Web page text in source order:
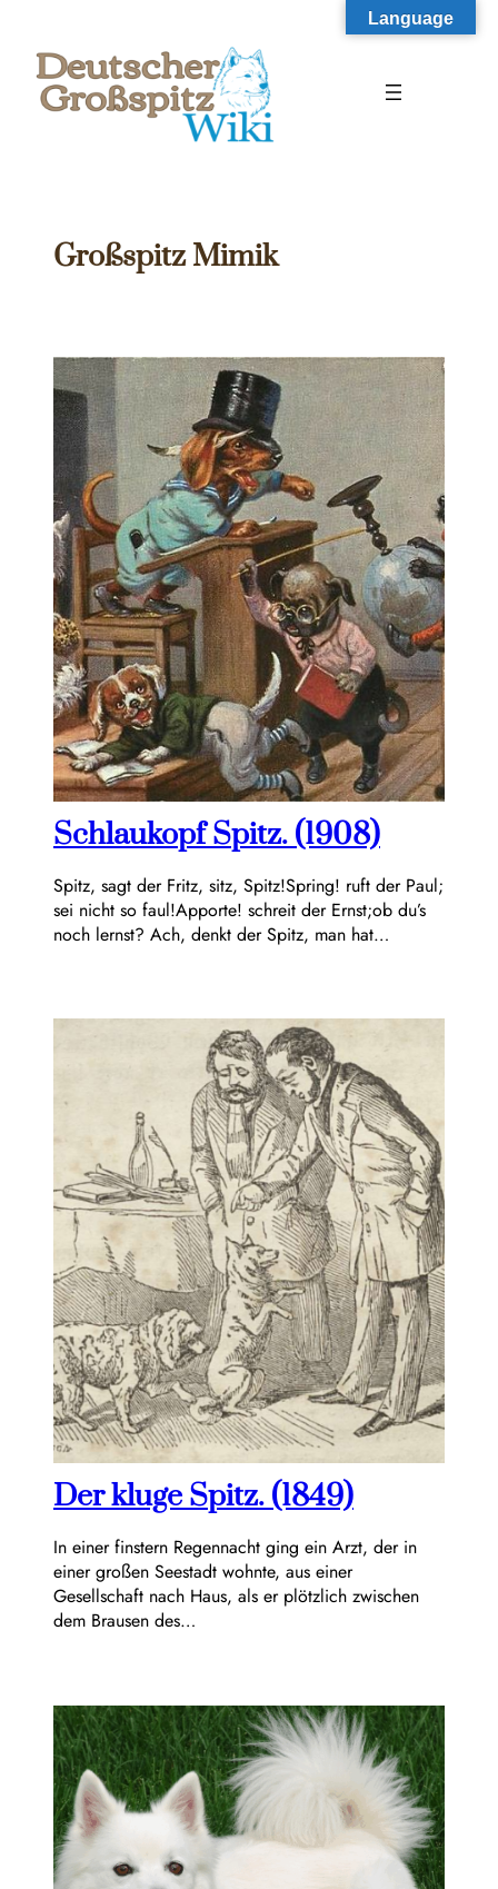
springen
Großspitz Mimik
Schlaukopf Spitz. (1908)
Spitz, sagt der Fritz, sitz, Spitz!Spring! ruft der Paul;
sei nicht so faul!Apporte! schreit der Ernst;ob du’s
noch lernst? Ach, denkt der Spitz, man hat…
Der kluge Spitz. (1849)
In einer finstern Regennacht ging ein Arzt, der in
einer großen Seestadt wohnte, aus einer
Gesellschaft nach Haus, als er plötzlich zwischen
dem Brausen des…
Language